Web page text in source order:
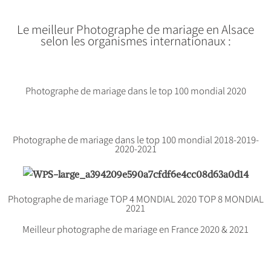
Le meilleur Photographe de mariage en Alsace
selon les organismes internationaux :
Photographe de mariage dans le top 100 mondial 2020
Photographe de mariage dans le top 100 mondial 2018-2019-
2020-2021
Photographe de mariage TOP 4 MONDIAL 2020 TOP 8 MONDIAL
2021
Meilleur photographe de mariage en France 2020 & 2021